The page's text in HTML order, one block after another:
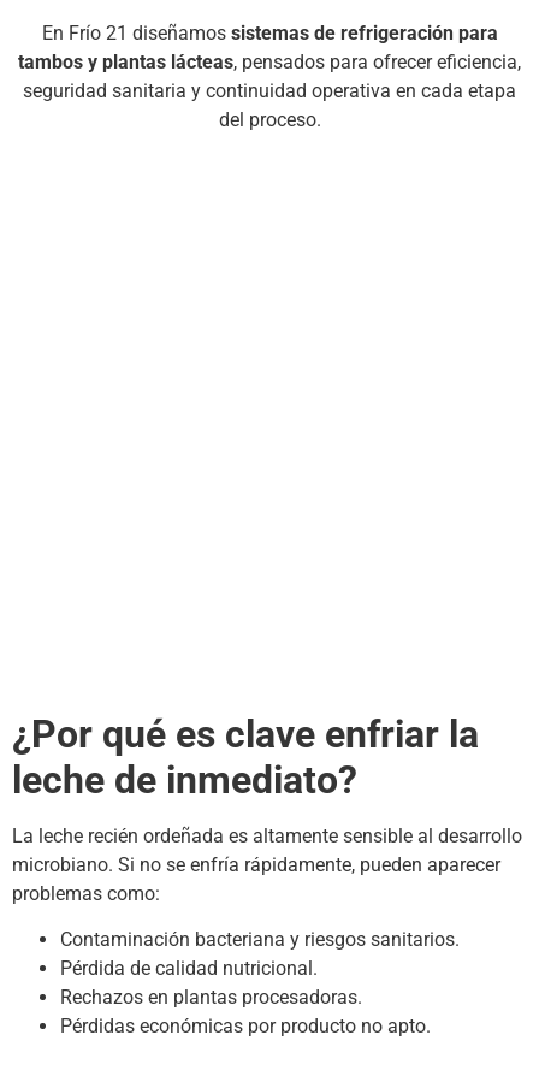
En Frío 21 diseñamos sistemas de refrigeración para
tambos y plantas lácteas, pensados para ofrecer eficiencia,
seguridad sanitaria y continuidad operativa en cada etapa
del proceso.
¿Por qué es clave enfriar la
leche de inmediato?
La leche recién ordeñada es altamente sensible al desarrollo
microbiano. Si no se enfría rápidamente, pueden aparecer
problemas como:
Contaminación bacteriana y riesgos sanitarios.
Pérdida de calidad nutricional.
Rechazos en plantas procesadoras.
Pérdidas económicas por producto no apto.